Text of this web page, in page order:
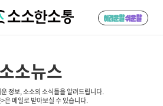
소소뉴스
정보, 소소의 소식들을 알려드립니다.
은 메일로 받아보실 수 있습니다.